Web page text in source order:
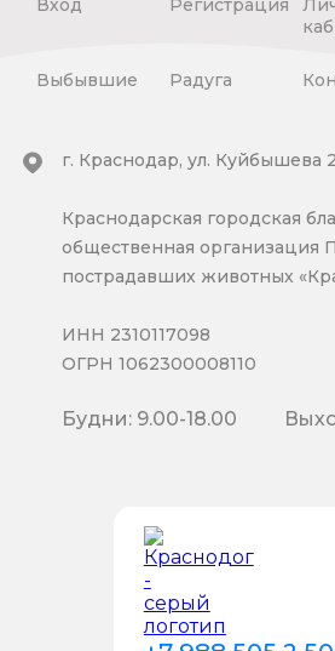
Вход Регистрация
Выбывшие Радуга
г. Краснодар, ул. Куйбышева 2
Краснодарская городская
общественная организация
пострадавших животных
ИНН 2310117098
ОГРН 1062300008110
Будни: 9.00-18.00